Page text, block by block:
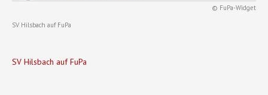
© FuPa-Widget
SV Hilsbach auf FuPa
SV Hilsbach auf FuPa